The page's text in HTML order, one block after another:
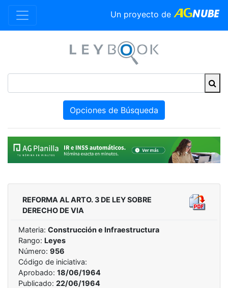
Un proyecto de
Opciones de Búsqueda
REFORMA AL ARTO. 3 DE LEY SOBRE
DERECHO DE VIA
Materia: Construcción e Infraestructura
Rango: Leyes
Número: 956
Código de iniciativa:
Aprobado: 18/06/1964
Publicado: 22/06/1964